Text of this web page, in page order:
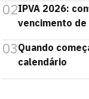
02IPVA 2026:
vencimento
03Quando
calendário